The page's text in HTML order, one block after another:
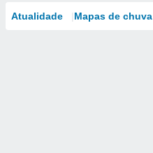
Atualidade Mapas de chuva